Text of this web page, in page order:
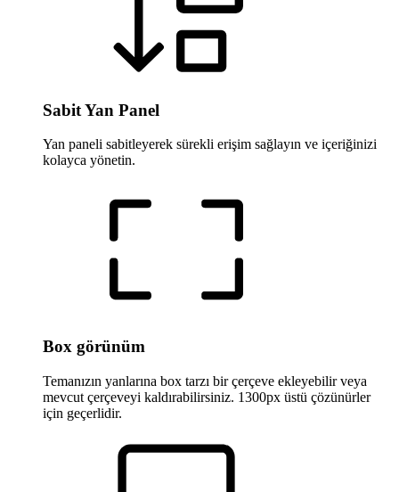
Sabit Yan Panel
Yan paneli sabitleyerek sürekli erişim sağlayın ve içeriğinizi
kolayca yönetin.
Box görünüm
Temanızın yanlarına box tarzı bir çerçeve ekleyebilir veya
mevcut çerçeveyi kaldırabilirsiniz. 1300px üstü çözünürler
için geçerlidir.